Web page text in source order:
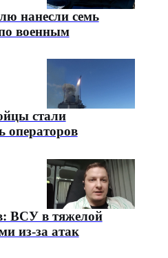
нанесли семь
военным
стали
операторов
ВСУ в тяжелой
из-за атак